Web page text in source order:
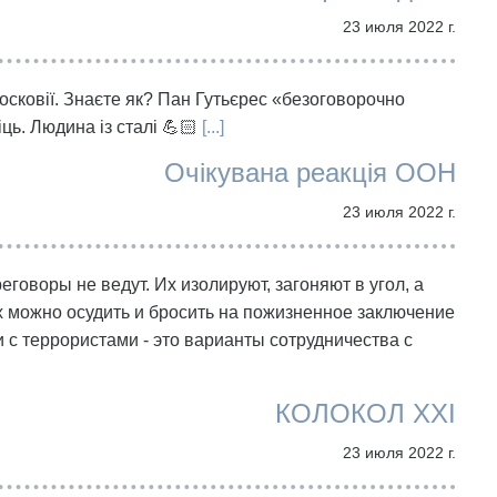
23 июля 2022 г.
Знаєте як? Пан Гутьєрес «безоговорочно
Людина із сталі 💪🏻 [...]
Очікувана реакція ООН
23 июля 2022 г.
не ведут. Их изолируют, загоняют в угол, а
осудить и бросить на пожизненное заключение
террористами - это варианты сотрудничества с
КОЛОКОЛ XXI
23 июля 2022 г.